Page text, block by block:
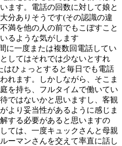
ます。電話の回数に対して娘と
分ありそうです(その認識の違
満を他の人の前でもこぼすこと
るような気がします
に一度または複数回電話してい
してはそれでは少ないとすれ
はひょっとすると毎日でも電話
れます。しかしながら、そこま
を持ち、フルタイムで働いてい
ではないかと思いますし、客観
より妥当性があるように感じま
する必要があると思いますの
ては、一度キュックさんと母親
ーマンさんを交えて率直に話し